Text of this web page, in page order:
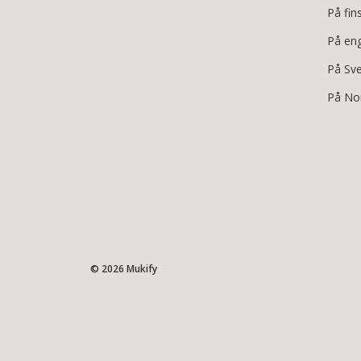
På
På
På
På
© 2026 Mukify